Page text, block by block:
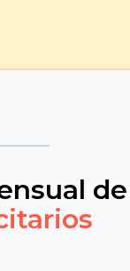
de